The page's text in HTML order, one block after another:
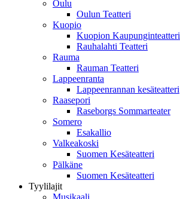
Oulu
Oulun Teatteri
Kuopio
Kuopion Kaupunginteatteri
Rauhalahti Teatteri
Rauma
Rauman Teatteri
Lappeenranta
Lappeenrannan kesäteatteri
Raasepori
Raseborgs Sommarteater
Somero
Esakallio
Valkeakoski
Suomen Kesäteatteri
Pälkäne
Suomen Kesäteatteri
Tyylilajit
Musikaali